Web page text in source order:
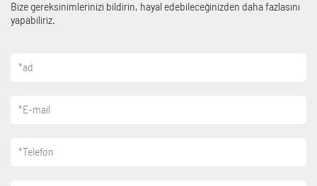
Bize gereksinimlerinizi bildirin, hayal edebileceğinizden daha fazlasını
yapabiliriz.
*ad
*E-mail
*Telefon